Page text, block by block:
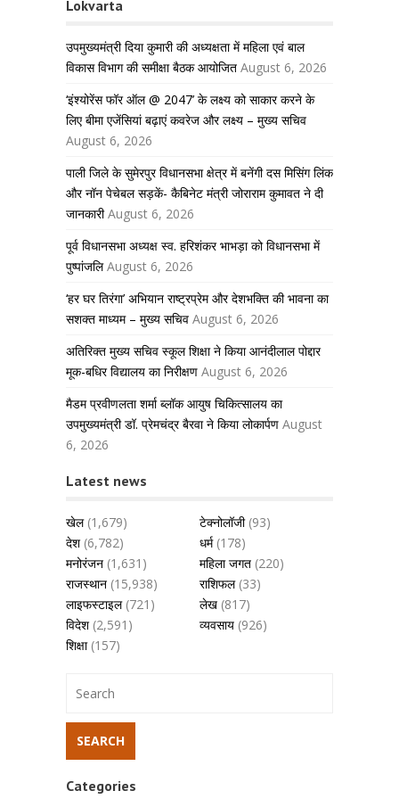
Lokvarta
उपमुख्यमंत्री दिया कुमारी की अध्यक्षता में महिला एवं बाल
विकास विभाग की समीक्षा बैठक आयोजित August 6, 2026
‘इंश्योरेंस फॉर ऑल @ 2047’ के लक्ष्य को साकार करने के
लिए बीमा एजेंसियां बढ़ाएं कवरेज और लक्ष्य – मुख्य सचिव
August 6, 2026
पाली जिले के सुमेरपुर विधानसभा क्षेत्र में बनेंगी दस मिसिंग लिंक
और नॉन पेचेबल सड़कें- कैबिनेट मंत्री जोराराम कुमावत ने दी
जानकारी August 6, 2026
पूर्व विधानसभा अध्यक्ष स्व. हरिशंकर भाभड़ा को विधानसभा में
पुष्पांजलि August 6, 2026
‘हर घर तिरंगा’ अभियान राष्ट्रप्रेम और देशभक्ति की भावना का
सशक्त माध्यम – मुख्य सचिव August 6, 2026
अतिरिक्त मुख्य सचिव स्कूल शिक्षा ने किया आनंदीलाल पोद्दार
मूक-बधिर विद्यालय का निरीक्षण August 6, 2026
मैडम प्रवीणलता शर्मा ब्लॉक आयुष चिकित्सालय का
उपमुख्यमंत्री डॉ. प्रेमचंद्र बैरवा ने किया लोकार्पण August
6, 2026
Latest news
खेल(1,679) टेक्नोलॉजी(93)
देश(6,782) धर्म(178)
मनोरंजन (1,631) महिला जगत (220)
राजस्थान (15,938) राशिफल(33)
लाइफस्टाइल(721) लेख (817)
विदेश(2,591) व्यवसाय (926)
शिक्षा(157)
Categories